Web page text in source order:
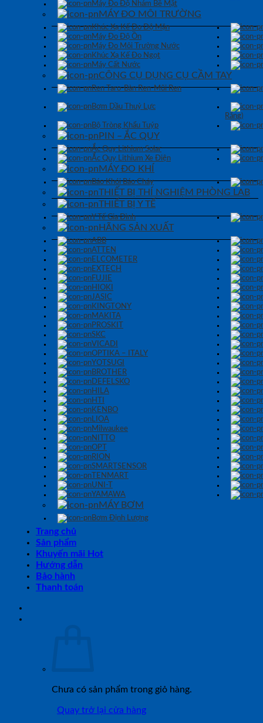
Máy Đo Độ Nhám Bề Mặt
MÁY ĐO MÔI TRƯỜNG
Khúc Xạ Kế Đo Độ Mặn
Máy Đo Độ Ồn
Máy Đo Môi Trường Nước
Khúc Xạ Kế Đo Ngọt
Máy Cất Nước
CÔNG CỤ DỤNG CỤ CẦM TAY
Ren Taro-Bàn Ren-Mũi Ren
Bơm Dầu Thuỷ Lực
Răng)
Bộ Tròng Khẩu Tuýp
PIN – ẮC QUY
Ắc Quy Lithium Solar
Ắc Quy Lithium Xe Điện
MÁY ĐO KHÍ
Báo Khói Báo Cháy
THIẾT BỊ THÍ NGHIỆM PHÒNG LAB
THIẾT BỊ Y TẾ
Y Tế Gia Đình
HÃNG SẢN XUẤT
ABB
ATTEN
ELCOMETER
EXTECH
FUJIE
HIOKI
JASIC
KINGTONY
MAKITA
PROSKIT
SKC
VICADI
OPTIKA – ITALY
YOTSUGI
BROTHER
DEFELSKO
HILA
HTI
KENBO
LIOA
Milwaukee
NITTO
OPT
RION
SMARTSENSOR
TENMART
UNI-T
YAMAWA
MÁY BƠM
Bơm Định Lượng
Trang chủ
Sản phẩm
Khuyến mãi Hot
Hướng dẫn
Bảo hành
Thanh toán
Chưa có sản phẩm trong giỏ hàng.
Quay trở lại cửa hàng